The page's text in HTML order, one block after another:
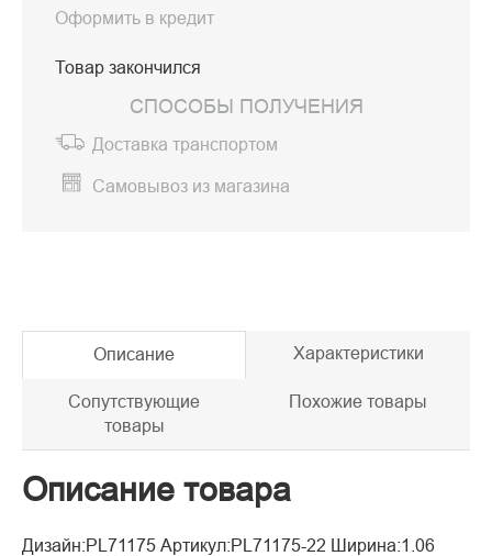
Оформить в кредит
Товар закончился
СПОСОБЫ ПОЛУЧЕНИЯ
Доставка транспортом
Самовывоз из магазина
Описание Характеристики
Сопутствующие
товары
Похожие товары
Описание товара
Дизайн:PL71175 Артикул:PL71175-22 Ширина:1.06